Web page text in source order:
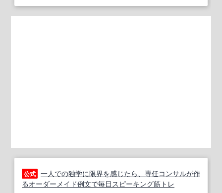
公式 一人での独学に限界を感じたら、専任コンサルが作
るオーダーメイド例文で毎日スピーキング筋トレ